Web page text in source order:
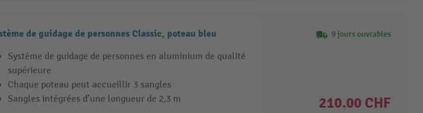
de guidage de personnes Classic, poteau bleu
Système de guidage de personnes en aluminium de qualité
supérieure
Chaque poteau peut accueillir 3 sangles
Sangles intégrées d’une longueur de 2,3 m
9 jours ouvrables
210.00 CHF